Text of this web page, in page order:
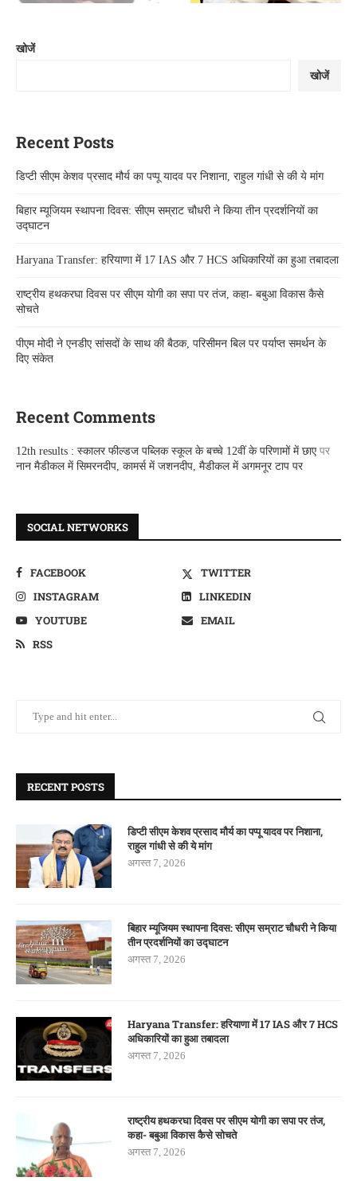
खोजें
खोजें
Recent Posts
डिप्टी सीएम केशव प्रसाद मौर्य का पप्पू यादव पर निशाना, राहुल गांधी से की ये मांग
बिहार म्यूजियम स्थापना दिवस: सीएम सम्राट चौधरी ने किया तीन प्रदर्शनियों का
उद्घाटन
Haryana Transfer: हरियाणा में 17 IAS और 7 HCS अधिकारियों का हुआ तबादला
राष्ट्रीय हथकरघा दिवस पर सीएम योगी का सपा पर तंज, कहा- बबुआ विकास कैसे
सोचते
पीएम मोदी ने एनडीए सांसदों के साथ की बैठक, परिसीमन बिल पर पर्याप्त समर्थन के
दिए संकेत
Recent Comments
12th results : स्कालर फील्डज पब्लिक स्कूल के बच्चे 12वीं के परिणामों में छाएपर
नान मैडीकल में सिमरनदीप, कामर्स में जशनदीप, मैडीकल में अगमनूर टाप पर
SOCIAL NETWORKS
FACEBOOK
TWITTER
INSTAGRAM
LINKEDIN
YOUTUBE
EMAIL
RSS
RECENT POSTS
डिप्टी सीएम केशव प्रसाद मौर्य का पप्पू यादव पर निशाना,
राहुल गांधी से की ये मांग
अगस्त 7, 2026
बिहार म्यूजियम स्थापना दिवस: सीएम सम्राट चौधरी ने किया
तीन प्रदर्शनियों का उद्घाटन
अगस्त 7, 2026
Haryana Transfer: हरियाणा में 17 IAS और 7 HCS
अधिकारियों का हुआ तबादला
अगस्त 7, 2026
राष्ट्रीय हथकरघा दिवस पर सीएम योगी का सपा पर तंज,
कहा- बबुआ विकास कैसे सोचते
अगस्त 7, 2026